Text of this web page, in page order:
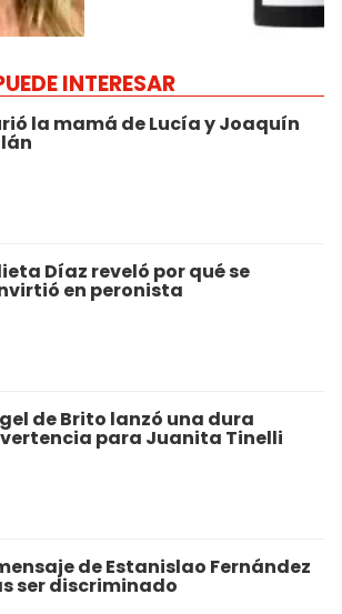
INTERESAR
la mamá de Lucía y Joaquín
Díaz reveló por qué se
en peronista
de Brito lanzó una dura
para Juanita Tinelli
de Estanislao Fernández
ser discriminado